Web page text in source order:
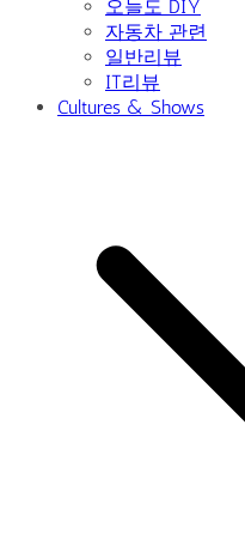
오늘도 DIY
자동차 관련
일반리뷰
IT리뷰
Cultures & Shows